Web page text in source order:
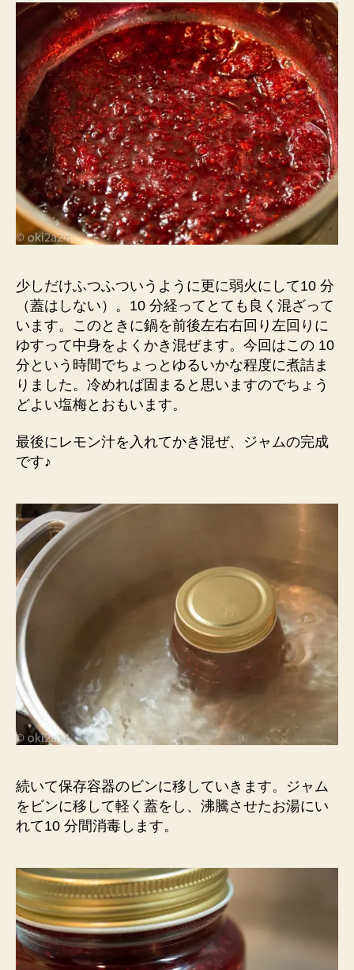
少しだけふつふついうように更に弱火にして10 分
（蓋はしない）。10 分経ってとても良く混ざって
います。このときに鍋を前後左右右回り左回りに
ゆすって中身をよくかき混ぜます。今回はこの 10
分という時間でちょっとゆるいかな程度に煮詰ま
りました。冷めれば固まると思いますのでちょう
どよい塩梅とおもいます。
最後にレモン汁を入れてかき混ぜ、ジャムの完成
です♪
続いて保存容器のビンに移していきます。ジャム
をビンに移して軽く蓋をし、沸騰させたお湯にい
れて10 分間消毒します。